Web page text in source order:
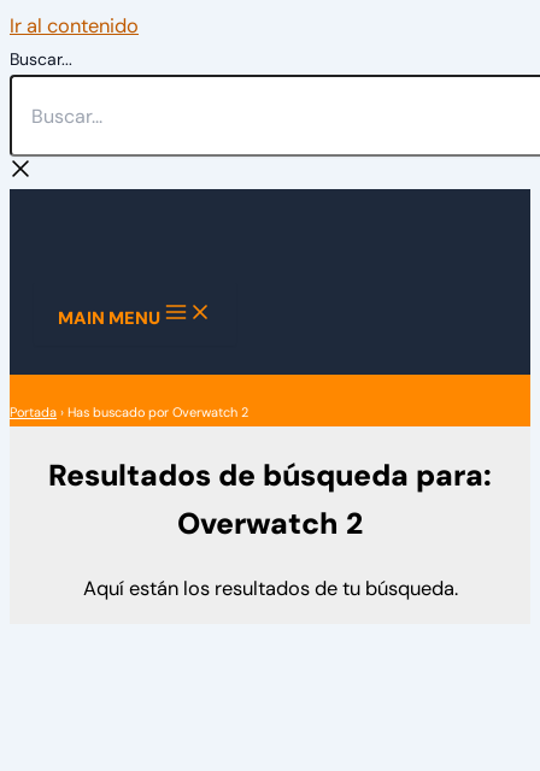
Ir al contenido
Buscar...
MAIN MENU
Portada › Has buscado por Overwatch 2
Resultados de búsqueda para:
Overwatch 2
Aquí están los resultados de tu búsqueda.